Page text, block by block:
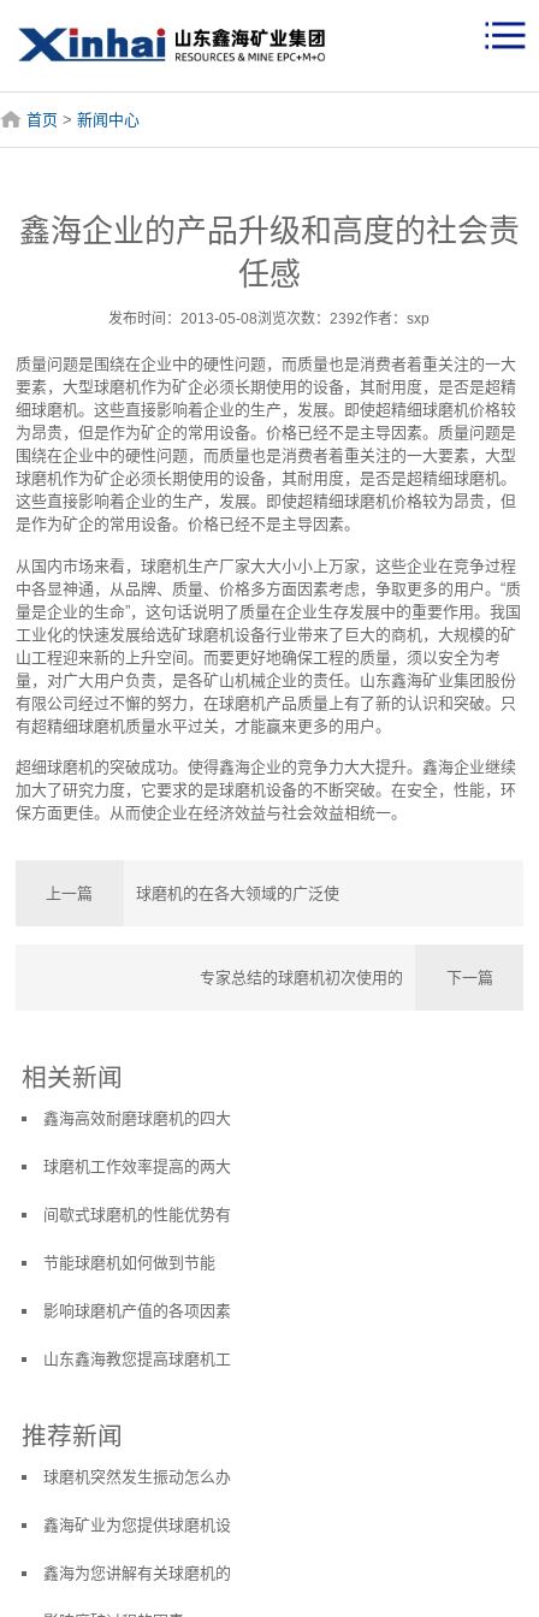
首页 > 新闻中心
鑫海企业的产品升级和高度的社会责
任感
发布时间：2013-05-08浏览次数：2392作者：sxp
质量问题是围绕在企业中的硬性问题，而质量也是消费者着重关注的一大
要素，大型球磨机作为矿企必须长期使用的设备，其耐用度，是否是超精
细球磨机。这些直接影响着企业的生产，发展。即使超精细球磨机价格较
为昂贵，但是作为矿企的常用设备。价格已经不是主导因素。 质量问题是
围绕在企业中的硬性问题，而质量也是消费者着重关注的一大要素，大型
球磨机作为矿企必须长期使用的设备，其耐用度，是否是超精细球磨机。
这些直接影响着企业的生产，发展。即使超精细球磨机价格较为昂贵，但
是作为矿企的常用设备。价格已经不是主导因素。
从国内市场来看，球磨机生产厂家大大小小上万家，这些企业在竞争过程
中各显神通，从品牌、质量、价格多方面因素考虑，争取更多的用户。“质
量是企业的生命”，这句话说明了质量在企业生存发展中的重要作用。我国
工业化的快速发展给选矿球磨机设备行业带来了巨大的商机，大规模的矿
山工程迎来新的上升空间。而要更好地确保工程的质量，须以安全为考
量，对广大用户负责，是各矿山机械企业的责任。山东鑫海矿业集团股份
有限公司经过不懈的努力，在球磨机产品质量上有了新的认识和突破。只
有超精细球磨机质量水平过关，才能赢来更多的用户。
超细球磨机的突破成功。使得鑫海企业的竞争力大大提升。鑫海企业继续
加大了研究力度，它要求的是球磨机设备的不断突破。在安全，性能，环
保方面更佳。从而使企业在经济效益与社会效益相统一。
上一篇 球磨机的在各大领域的广泛使
专家总结的球磨机初次使用的 下一篇
相关新闻
鑫海高效耐磨球磨机的四大
球磨机工作效率提高的两大
间歇式球磨机的性能优势有
节能球磨机如何做到节能
影响球磨机产值的各项因素
山东鑫海教您提高球磨机工
推荐新闻
球磨机突然发生振动怎么办
鑫海矿业为您提供球磨机设
鑫海为您讲解有关球磨机的